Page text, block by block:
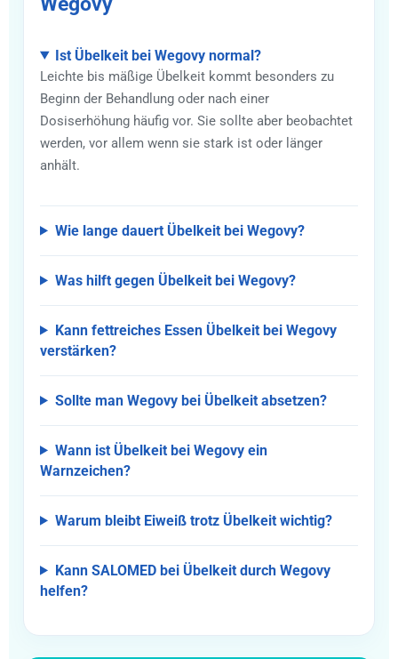
Ist Übelkeit bei Wegovy normal?
Leichte bis mäßige Übelkeit kommt besonders zu
Beginn der Behandlung oder nach einer
Dosiserhöhung häufig vor. Sie sollte aber beobachtet
werden, vor allem wenn sie stark ist oder länger
anhält.
Wie lange dauert Übelkeit bei Wegovy?
Was hilft gegen Übelkeit bei Wegovy?
Kann fettreiches Essen Übelkeit bei Wegovy
verstärken?
Sollte man Wegovy bei Übelkeit absetzen?
Wann ist Übelkeit bei Wegovy ein
Warnzeichen?
Warum bleibt Eiweiß trotz Übelkeit wichtig?
Kann SALOMED bei Übelkeit durch Wegovy
helfen?